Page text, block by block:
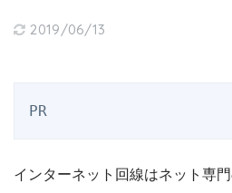
2019/06/13
PR
インターネット回線はネット専